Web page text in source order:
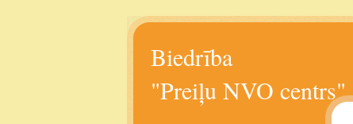
Biedrība
"Preiļu NVO centrs"